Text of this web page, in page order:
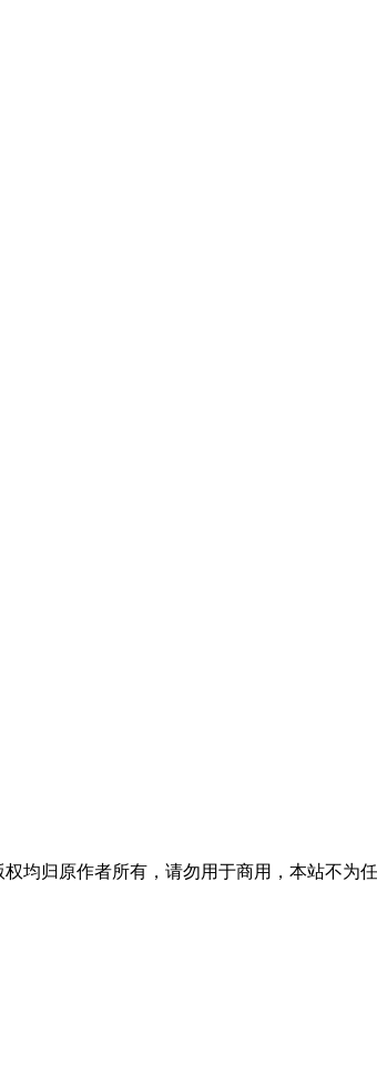
均归原作者所有，请勿用于商用，本站不